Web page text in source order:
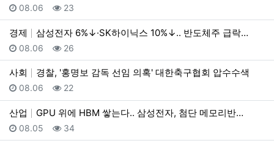
등록일
08.06 조회
23
경제 삼성전자 6%↓·SK하이닉스 10%↓.. 반도체주 급락…
등록일
08.06 조회
26
사회 경찰, '홍명보 감독 선임 의혹' 대한축구협회 압수수색
등록일
08.06 조회
22
산업 GPU 위에 HBM 쌓는다.. 삼성전자, 첨단 메모리반…
등록일
08.05 조회
34